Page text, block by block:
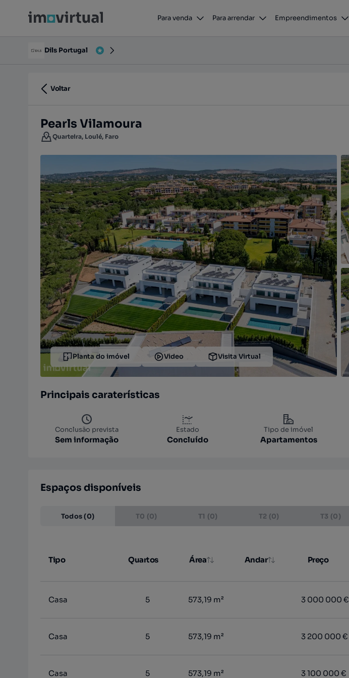
Para venda Para arrendar Empreendimentos
Pearls Vilamoura
Quarteira, Loulé, Faro
Dils Portugal
Voltar
Pearls Vilamoura
Quarteira, Loulé, Faro
Planta do imóvel Video Visita Virtual
Principais caraterísticas
Conclusão prevista
Sem informação
Estado
Concluído
Tipo de imóvel
Apartamentos
Espaços disponíveis
Todos (0) T0 (0) T1 (0) T2 (0) T3 (0)
Tipo Quartos Área Andar Preço
Casa 5 573,19 m² 3 000 000 €
Casa 5 573,19 m² 3 200 000 €
Casa 5 573,19 m² 3 100 000 €